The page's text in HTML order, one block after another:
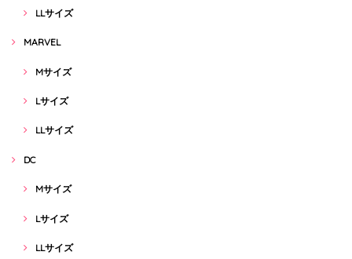
LLサイズ
MARVEL
Mサイズ
Lサイズ
LLサイズ
DC
Mサイズ
Lサイズ
LLサイズ